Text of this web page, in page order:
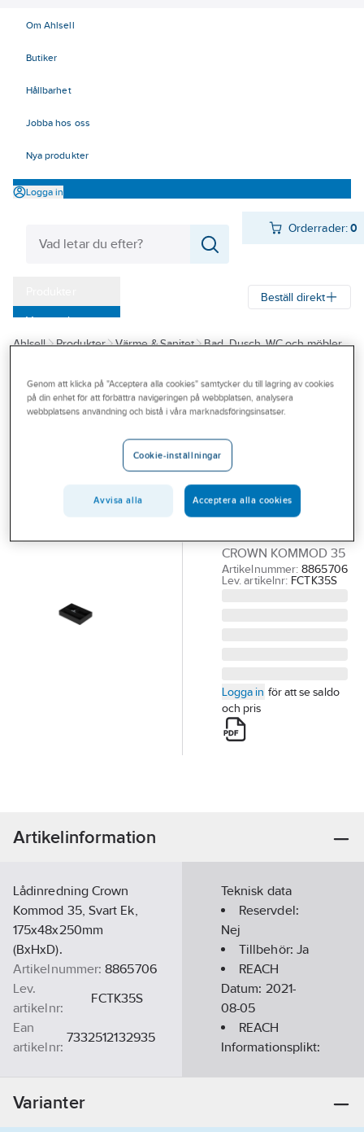
Om Ahlsell
Butiker
Hållbarhet
Jobba hos oss
Nya produkter
Logga in
Orderrader:0
Varumärken
Kampanjer
Outlet
Branscher
Beställ direkt
Ahlsell Produkter Värme & Sanitet
Bad, Dusch, WC och möbler
MACRO
Lådinredning
Crown
Kommod,
Macro
MACRO
CROWN KOMMOD 35
Artikelnummer: 8865706
Lev. artikelnr: FCTK35S
Logga in för att se saldo
och pris
Artikelinformation
Lådinredning Crown
Kommod 35, Svart Ek,
175x48x250mm
(BxHxD).
Artikelnummer: 8865706
Lev.
artikelnr:
FCTK35S
Ean
artikelnr:
7332512132935
Teknisk data
Reservdel:
Nej
Tillbehör: Ja
REACH
Datum: 2021-
08-05
REACH
Informationsplikt:
Varianter
Genom att klicka på "Acceptera alla cookies" samtycker du till lagring av cookies
på din enhet för att förbättra navigeringen på webbplatsen, analysera
webbplatsens användning och bistå i våra marknadsföringsinsatser.
Cookie-inställningar
Avvisa alla Acceptera alla cookies